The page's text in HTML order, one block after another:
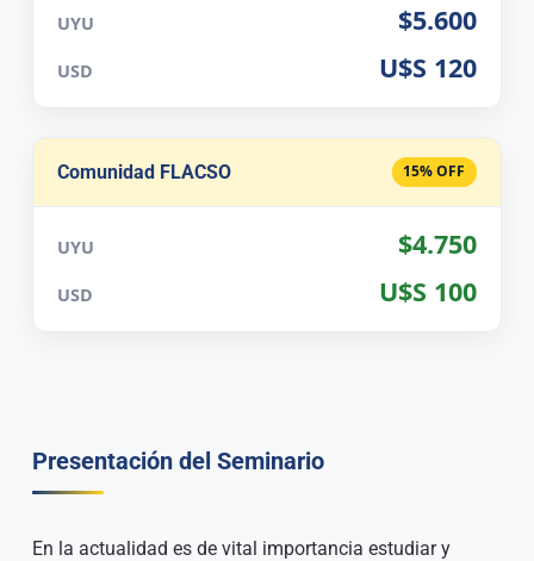
UYU $5.600
USD U$S 120
Comunidad FLACSO 15% OFF
UYU $4.750
USD U$S 100
Presentación del Seminario
En la actualidad es de vital importancia estudiar y